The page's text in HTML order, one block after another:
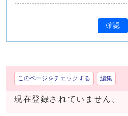
確認
このページをチェックする 編集
現在登録されていません。